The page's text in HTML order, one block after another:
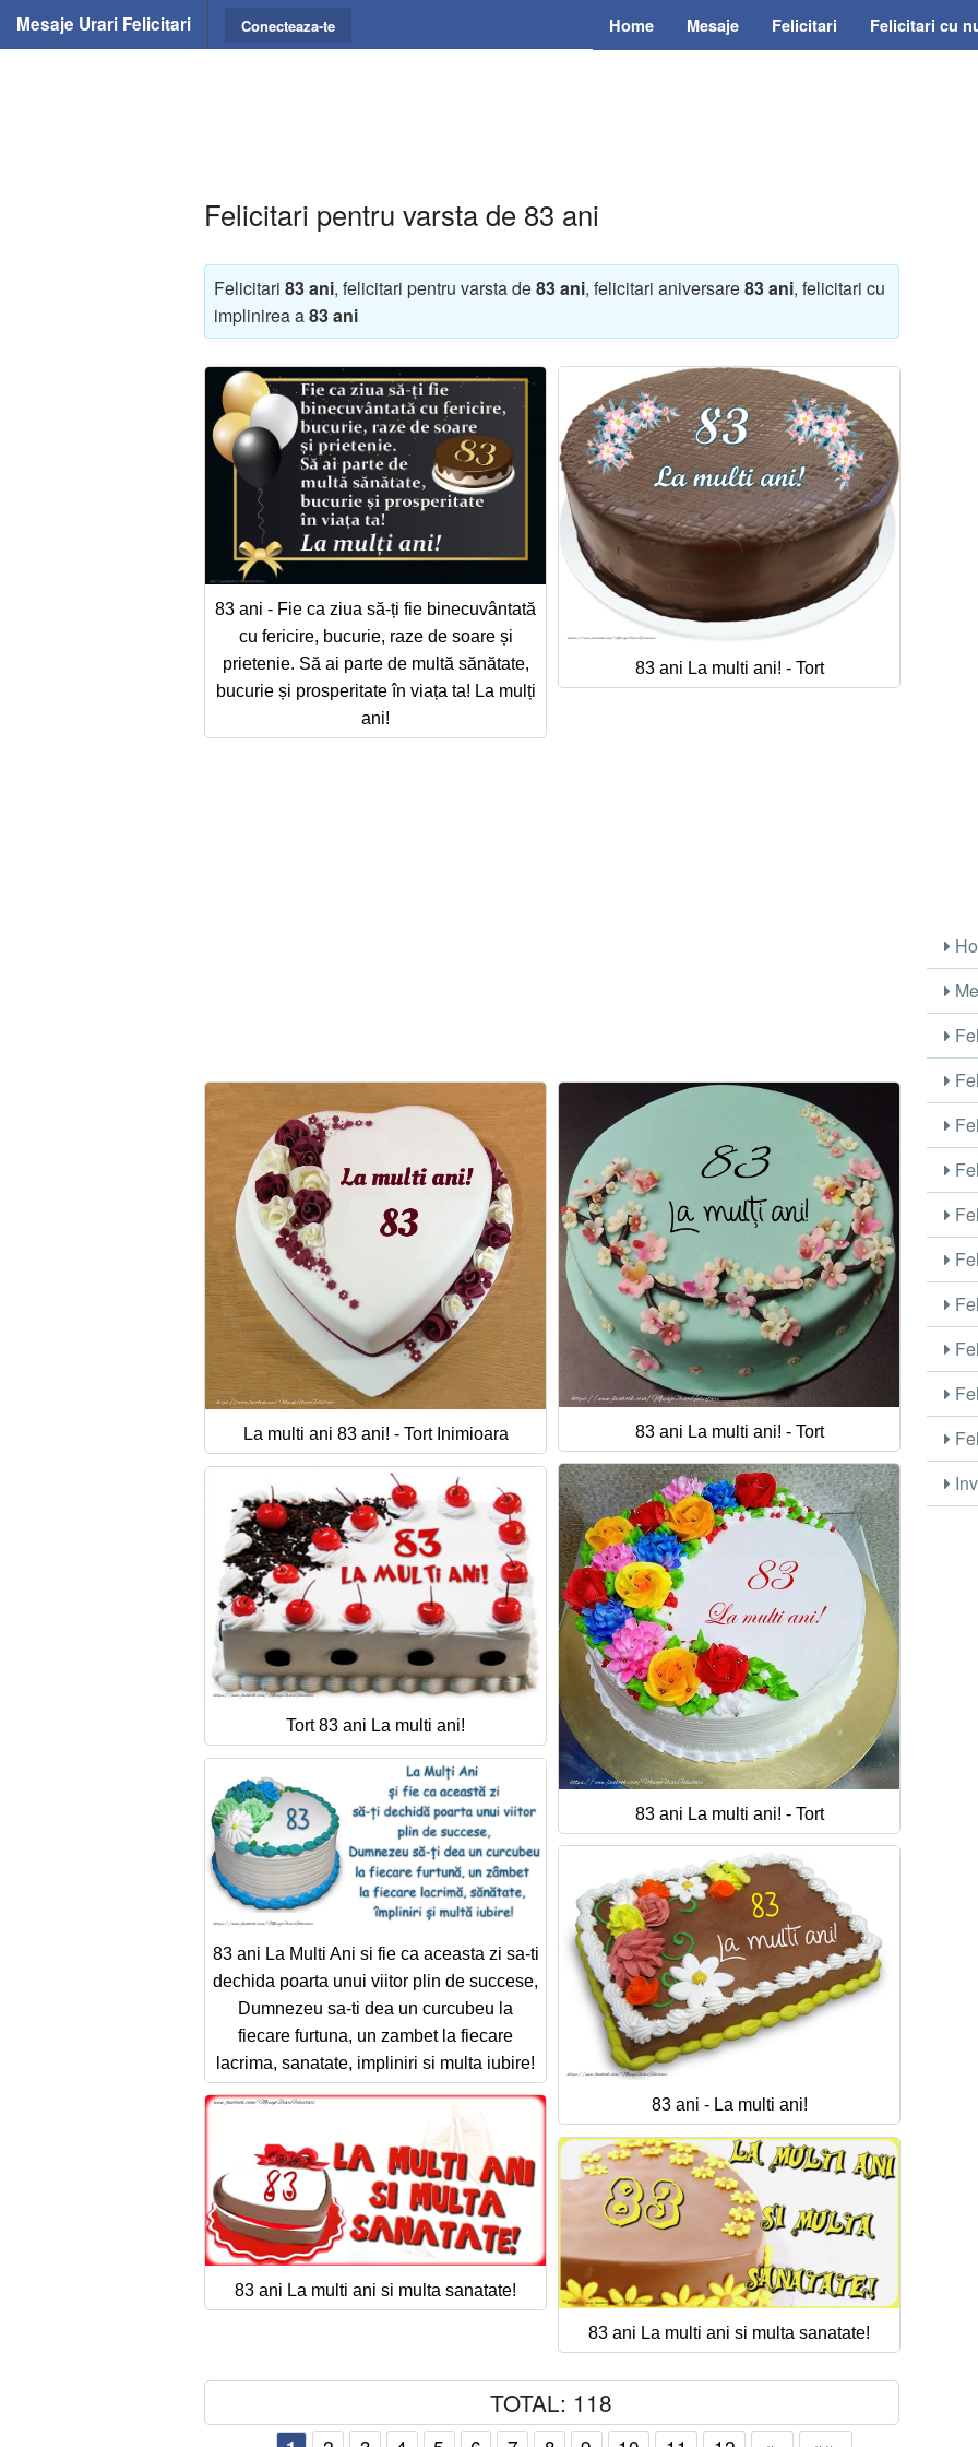
Mesaje Urari Felicitari Home Mesaje Felicitari Felicitari cu
Conecteaza-te
Felicitari pentru varsta de 83 ani
Felicitari 83 ani, felicitari pentru varsta de83 ani, felicitari aniversare83 ani, felicitari cu
implinirea a83 ani
83 ani - Fie ca ziua să-ți fie binecuvântată
cu fericire, bucurie, raze de soare și
prietenie. Să ai parte de multă sănătate,
bucurie și prosperitate în viața ta! La mulți
ani!
83 ani La multi ani! - Tort
La multi ani 83 ani! - Tort Inimioara 83 ani La multi ani! - Tort
83 ani La multi ani! - Tort
Tort 83 ani La multi ani!
83 ani La Multi Ani si fie ca aceasta zi sa-ti
dechida poarta unui viitor plin de succese,
Dumnezeu sa-ti dea un curcubeu la
fiecare furtuna, un zambet la fiecare
lacrima, sanatate, impliniri si multa iubire!
83 ani - La multi ani!
83 ani La multi ani si multa sanatate!
83 ani La multi ani si multa sanatate!
TOTAL: 118